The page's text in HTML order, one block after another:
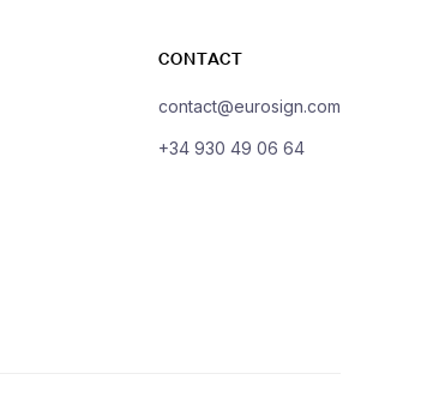
CONTACT
contact@eurosign.com
+34 930 49 06 64